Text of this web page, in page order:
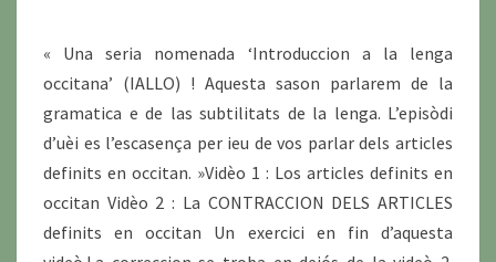
« Una seria nomenada ‘Introduccion a la lenga
occitana’ (IALLO) ! Aquesta sason parlarem de la
gramatica e de las subtilitats de la lenga. L’episòdi
d’uèi es l’escasença per ieu de vos parlar dels articles
definits en occitan. »Vidèo 1 : Los articles definits en
occitan Vidèo 2 : La CONTRACCION DELS ARTICLES
definits en occitan Un exercici en fin d’aquesta